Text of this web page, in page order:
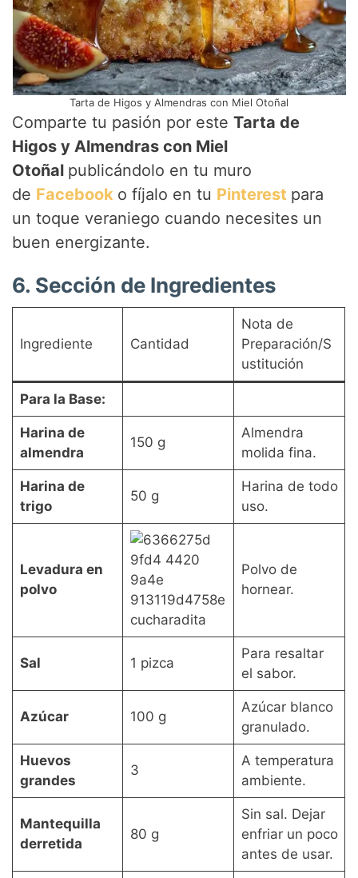
Tarta de Higos y Almendras con Miel Otoñal
Comparte tu pasión por esteTarta de
Higos y Almendras con Miel
Otoñal publicándolo en tu muro
de Facebook o fíjalo en tu Pinterest para
un toque veraniego cuando necesites un
buen energizante.
6. Sección de Ingredientes
Ingrediente Cantidad
Nota de
Preparación/S
ustitución
Para la Base:
Harina de
almendra
150 g
Almendra
molida fina.
Harina de
trigo
50 g
Harina de todo
uso.
Levadura en
polvo
cucharadita
Polvo de
hornear.
Sal 1 pizca
Para resaltar
el sabor.
Azúcar 100 g
Azúcar blanco
granulado.
Huevos
grandes
3
A temperatura
ambiente.
Mantequilla
derretida
80 g
Sin sal. Dejar
enfriar un poco
antes de usar.